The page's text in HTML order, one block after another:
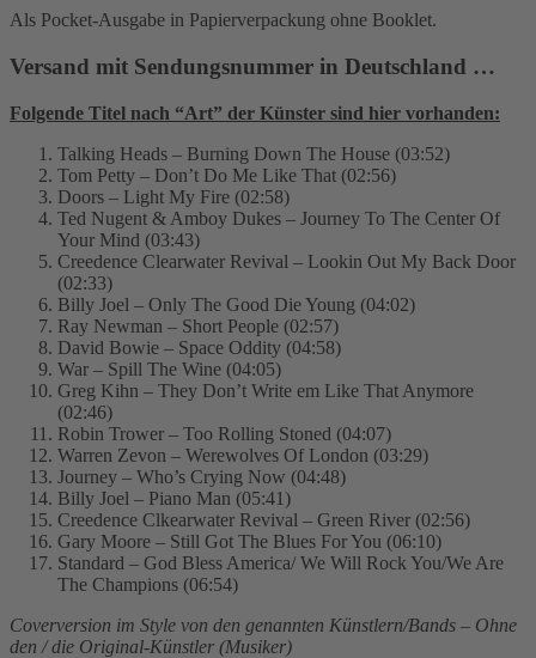
Als Pocket-Ausgabe in Papierverpackung ohne Booklet.
Versand mit Sendungsnummer in Deutschland …
Folgende Titel nach “Art” der Künster sind hier vorhanden:
Talking Heads – Burning Down The House (03:52)
Tom Petty – Don’t Do Me Like That (02:56)
Doors – Light My Fire (02:58)
Ted Nugent & Amboy Dukes – Journey To The Center Of
Your Mind (03:43)
Creedence Clearwater Revival – Lookin Out My Back Door
(02:33)
Billy Joel – Only The Good Die Young (04:02)
Ray Newman – Short People (02:57)
David Bowie – Space Oddity (04:58)
War – Spill The Wine (04:05)
Greg Kihn – They Don’t Write em Like That Anymore
(02:46)
Robin Trower – Too Rolling Stoned (04:07)
Warren Zevon – Werewolves Of London (03:29)
Journey – Who’s Crying Now (04:48)
Billy Joel – Piano Man (05:41)
Creedence Clkearwater Revival – Green River (02:56)
Gary Moore – Still Got The Blues For You (06:10)
Standard – God Bless America/ We Will Rock You/We Are
The Champions (06:54)
Coverversion im Style von den genannten Künstlern/Bands – Ohne
den / die Original-Künstler (Musiker)